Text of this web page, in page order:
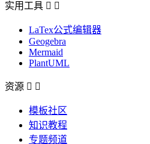
实用工具  
LaTex公式编辑器
Geogebra
Mermaid
PlantUML
资源  
模板社区
知识教程
专题频道